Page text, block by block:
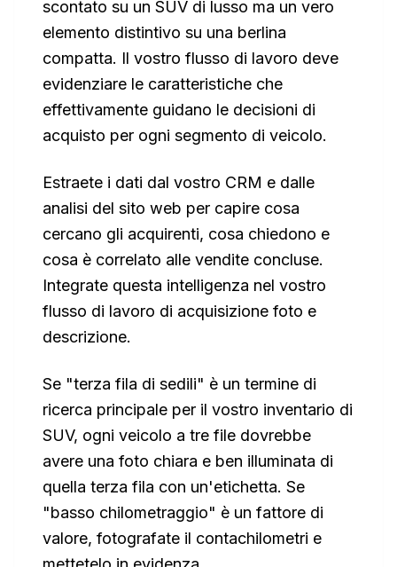
scontato su un SUV di lusso ma un vero
elemento distintivo su una berlina
compatta. Il vostro flusso di lavoro deve
evidenziare le caratteristiche che
effettivamente guidano le decisioni di
acquisto per ogni segmento di veicolo.
Estraete i dati dal vostro CRM e dalle
analisi del sito web per capire cosa
cercano gli acquirenti, cosa chiedono e
cosa è correlato alle vendite concluse.
Integrate questa intelligenza nel vostro
flusso di lavoro di acquisizione foto e
descrizione.
Se "terza fila di sedili" è un termine di
ricerca principale per il vostro inventario di
SUV, ogni veicolo a tre file dovrebbe
avere una foto chiara e ben illuminata di
quella terza fila con un'etichetta. Se
"basso chilometraggio" è un fattore di
valore, fotografate il contachilometri e